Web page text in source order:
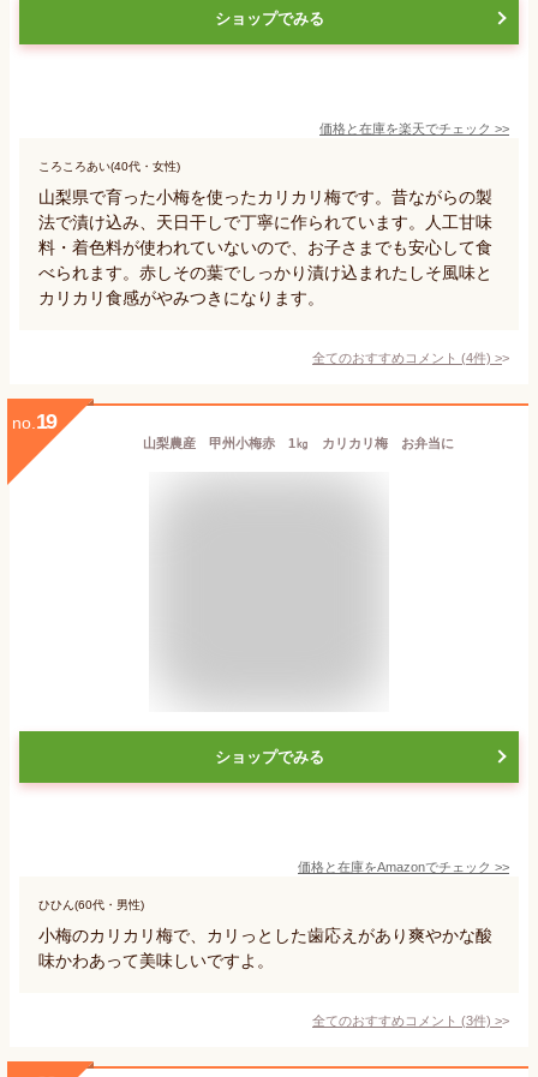
ショップでみる
価格と在庫を楽天でチェック >>
ころころあい(40代・女性)
山梨県で育った小梅を使ったカリカリ梅です。昔ながらの製
法で漬け込み、天日干しで丁寧に作られています。人工甘味
料・着色料が使われていないので、お子さまでも安心して食
べられます。赤しその葉でしっかり漬け込まれたしそ風味と
カリカリ食感がやみつきになります。
全てのおすすめコメント (4件) >
no. 19
山梨農産 甲州小梅赤 1㎏ カリカリ梅 お弁当に
ショップでみる
価格と在庫をAmazonでチェック >>
ひひん(60代・男性)
小梅のカリカリ梅で、カリっとした歯応えがあり爽やかな酸
味かわあって美味しいですよ。
全てのおすすめコメント (3件) >